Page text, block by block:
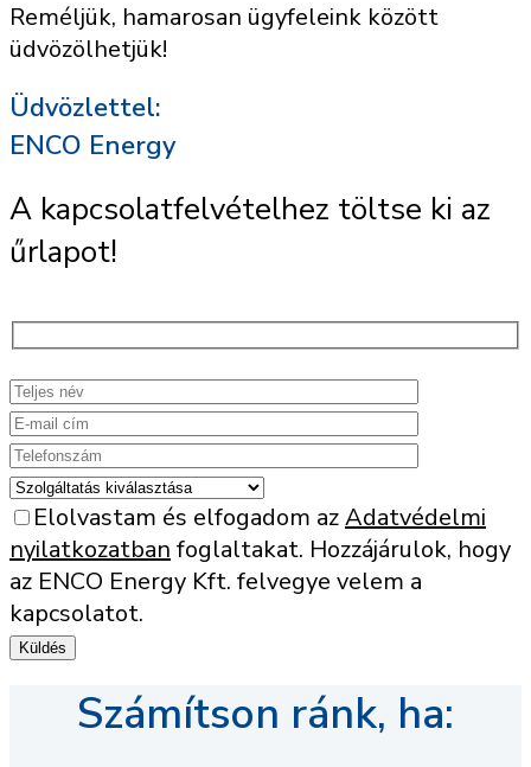
Reméljük, hamarosan ügyfeleink között
üdvözölhetjük!
Üdvözlettel:
ENCO Energy
A kapcsolatfelvételhez töltse ki az
űrlapot!
Elolvastam és elfogadom azAdatvédelmi
nyilatkozatban foglaltakat. Hozzájárulok, hogy
az ENCO Energy Kft. felvegye velem a
kapcsolatot.
Számítson ránk, ha: